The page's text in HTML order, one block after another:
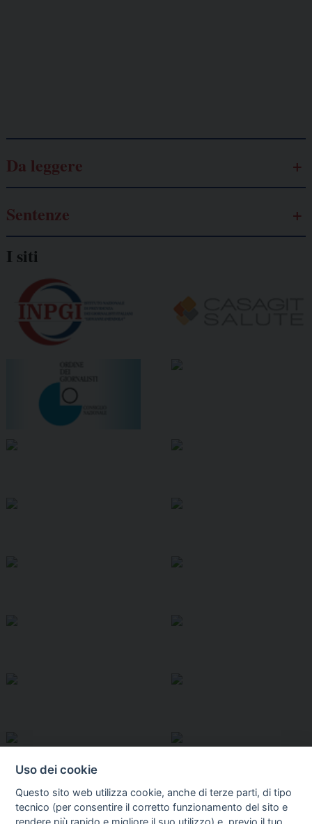
Da leggere
Sentenze
I siti
Uso dei cookie
Questo sito web utilizza cookie, anche di terze parti, di tipo
tecnico (per consentire il corretto funzionamento del sito e
rendere più rapido e migliore il suo utilizzo) e, previo il tuo